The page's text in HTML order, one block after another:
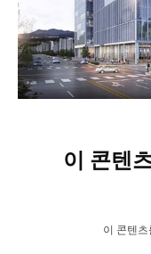
이 콘텐
이 콘텐